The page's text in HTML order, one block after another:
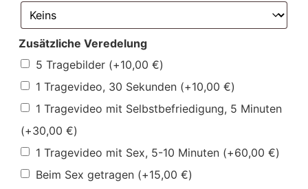
Zusätzliche Veredelung
5 Tragebilder (+10,00 €)
1 Tragevideo, 30 Sekunden (+10,00 €)
1 Tragevideo mit Selbstbefriedigung, 5 Minuten
(+30,00 €)
1 Tragevideo mit Sex, 5-10 Minuten (+60,00 €)
Beim Sex getragen (+15,00 €)